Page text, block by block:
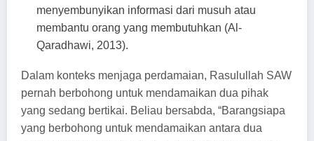
menyembunyikan informasi dari musuh atau
membantu orang yang membutuhkan (Al-
Qaradhawi, 2013).
Dalam konteks menjaga perdamaian, Rasulullah SAW
pernah berbohong untuk mendamaikan dua pihak
yang sedang bertikai. Beliau bersabda, “Barangsiapa
yang berbohong untuk mendamaikan antara dua